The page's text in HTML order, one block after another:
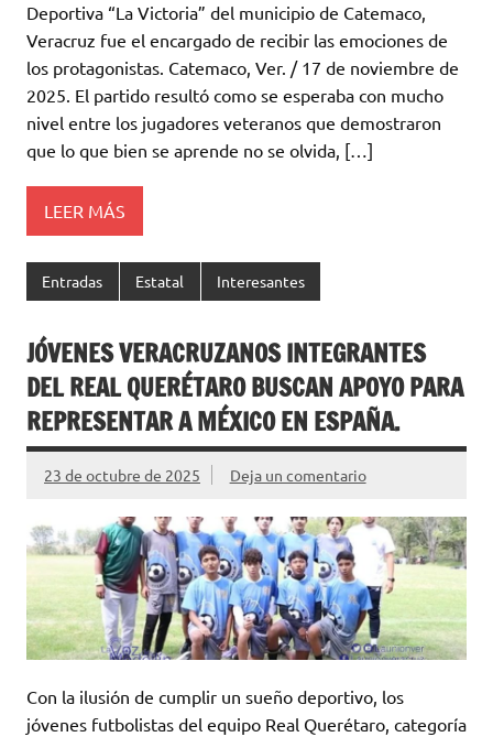
Deportiva “La Victoria” del municipio de Catemaco,
Veracruz fue el encargado de recibir las emociones de
los protagonistas. Catemaco, Ver. / 17 de noviembre de
2025. El partido resultó como se esperaba con mucho
nivel entre los jugadores veteranos que demostraron
que lo que bien se aprende no se olvida, […]
LEER MÁS
Entradas Estatal Interesantes
JÓVENES VERACRUZANOS INTEGRANTES
DEL REAL QUERÉTARO BUSCAN APOYO PARA
REPRESENTAR A MÉXICO EN ESPAÑA.
23 de octubre de 2025 Deja un comentario
Con la ilusión de cumplir un sueño deportivo, los
jóvenes futbolistas del equipo Real Querétaro, categoría